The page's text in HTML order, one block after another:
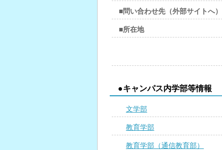
■問い合わせ先（外部サイトへ）
■所在地
●キャンパス内学部等情報
文学部
教育学部
教育学部（通信教育部）